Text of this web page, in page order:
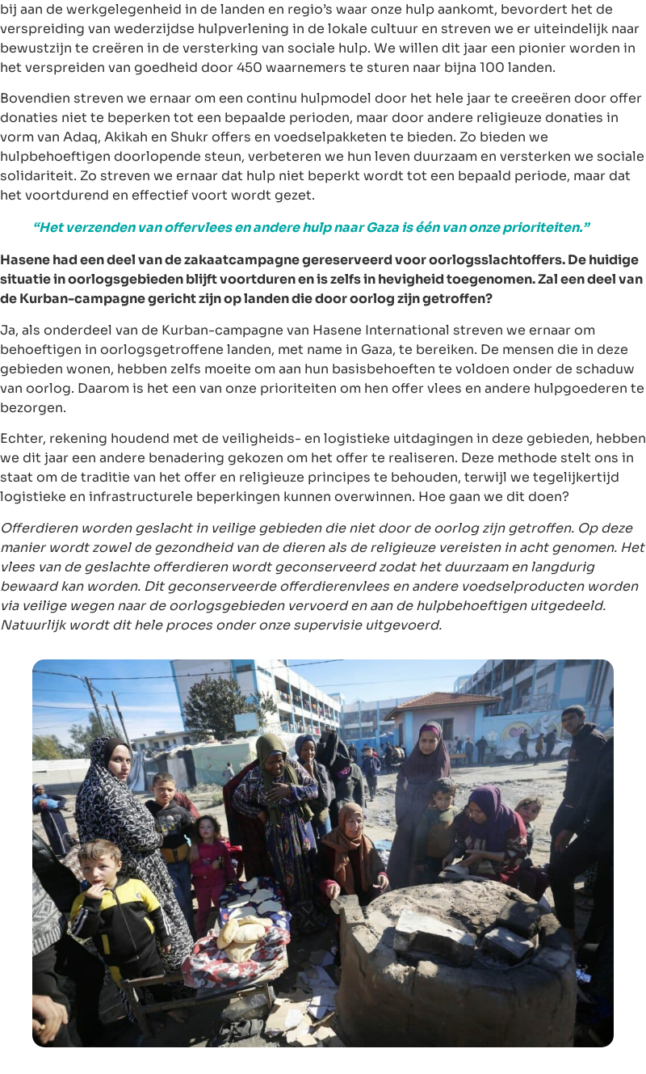
bij aan de werkgelegenheid in de landen en regio’s waar onze hulp aankomt, bevordert het de
verspreiding van wederzijdse hulpverlening in de lokale cultuur en streven we er uiteindelijk naar
bewustzijn te creëren in de versterking van sociale hulp. We willen dit jaar een pionier worden in
het verspreiden van goedheid door 450 waarnemers te sturen naar bijna 100 landen.
Bovendien streven we ernaar om een continu hulpmodel door het hele jaar te creeëren door offer
donaties niet te beperken tot een bepaalde perioden, maar door andere religieuze donaties in
vorm van Adaq, Akikah en Shukr offers en voedselpakketen te bieden. Zo bieden we
hulpbehoeftigen doorlopende steun, verbeteren we hun leven duurzaam en versterken we sociale
solidariteit. Zo streven we ernaar dat hulp niet beperkt wordt tot een bepaald periode, maar dat
het voortdurend en effectief voort wordt gezet.
“Het verzenden van offervlees en andere hulp naar Gaza is één van onze prioriteiten.”
Hasene had een deel van de zakaatcampagne gereserveerd voor oorlogsslachtoffers. De huidige
situatie in oorlogsgebieden blijft voortduren en is zelfs in hevigheid toegenomen. Zal een deel van
de Kurban-campagne gericht zijn op landen die door oorlog zijn getroffen?
Ja, als onderdeel van de Kurban-campagne van Hasene International streven we ernaar om
behoeftigen in oorlogsgetroffene landen, met name in Gaza, te bereiken. De mensen die in deze
gebieden wonen, hebben zelfs moeite om aan hun basisbehoeften te voldoen onder de schaduw
van oorlog. Daarom is het een van onze prioriteiten om hen offer vlees en andere hulpgoederen te
bezorgen.
Echter, rekening houdend met de veiligheids- en logistieke uitdagingen in deze gebieden, hebben
we dit jaar een andere benadering gekozen om het offer te realiseren. Deze methode stelt ons in
staat om de traditie van het offer en religieuze principes te behouden, terwijl we tegelijkertijd
logistieke en infrastructurele beperkingen kunnen overwinnen. Hoe gaan we dit doen?
Offerdieren worden geslacht in veilige gebieden die niet door de oorlog zijn getroffen. Op deze
manier wordt zowel de gezondheid van de dieren als de religieuze vereisten in acht genomen. Het
vlees van de geslachte offerdieren wordt geconserveerd zodat het duurzaam en langdurig
bewaard kan worden. Dit geconserveerde offerdierenvlees en andere voedselproducten worden
via veilige wegen naar de oorlogsgebieden vervoerd en aan de hulpbehoeftigen uitgedeeld.
Natuurlijk wordt dit hele proces onder onze supervisie uitgevoerd.